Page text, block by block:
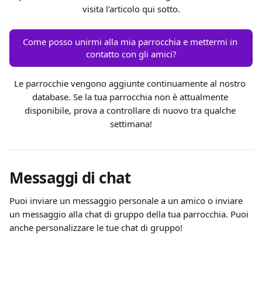
visita l'articolo qui sotto.
Come posso unirmi alla mia parrocchia e mettermi in
contatto con gli amici?
Le parrocchie vengono aggiunte continuamente al nostro
database. Se la tua parrocchia non è attualmente
disponibile, prova a controllare di nuovo tra qualche
settimana!
Messaggi di chat
Puoi inviare un messaggio personale a un amico o inviare
un messaggio alla chat di gruppo della tua parrocchia. Puoi
anche personalizzare le tue chat di gruppo!